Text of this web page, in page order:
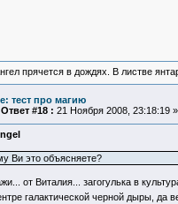
прячется в дождях. В листве
тест про магию
Ответ #18 : 21 Ноября 2008, 23:18:19 »
Ви это объясняете?
от Виталия... загогулька в
галактической черной дыры, да